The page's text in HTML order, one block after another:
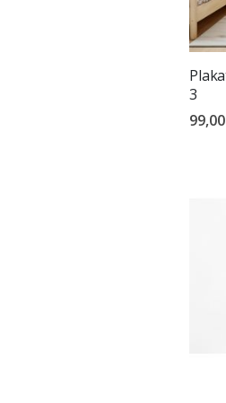
3
99,00